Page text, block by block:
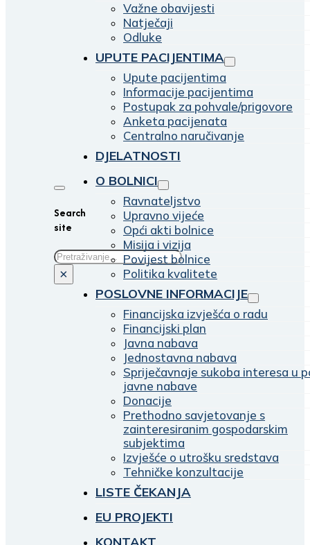
Search
site
Traži
×
Važne obavijesti
Natječaji
Odluke
UPUTE PACIJENTIMA
Upute pacijentima
Informacije pacijentima
Postupak za pohvale/prigovore
Anketa pacijenata
Centralno naručivanje
DJELATNOSTI
O BOLNICI
Ravnateljstvo
Upravno vijeće
Opći akti bolnice
Misija i vizija
Povijest bolnice
Politika kvalitete
POSLOVNE INFORMACIJE
Financijska izvješća o radu
Financijski plan
Javna nabava
Jednostavna nabava
Spriječavnaje sukoba interesa u
javne nabave
Donacije
Prethodno savjetovanje s
zainteresiranim gospodarskim
subjektima
Izvješće o utrošku sredstava
Tehničke konzultacije
LISTE ČEKANJA
EU PROJEKTI